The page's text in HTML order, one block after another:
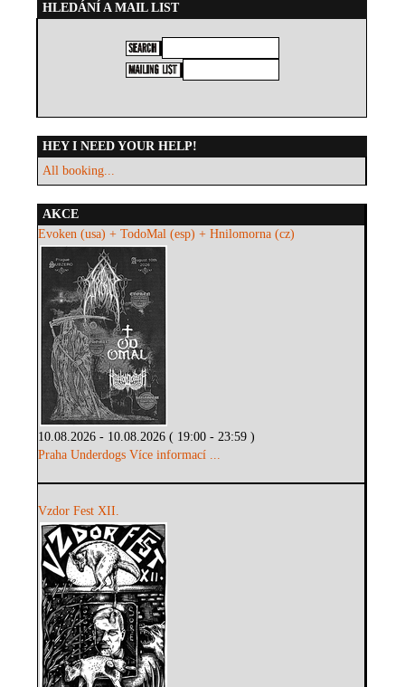
HLEDÁNÍ A MAIL LIST
HEY I NEED YOUR HELP!
All booking...
AKCE
Evoken (usa) + TodoMal (esp) + Hnilomorna (cz)
10.08.2026 - 10.08.2026 ( 19:00 - 23:59 )
Praha Underdogs Více informací ...
Vzdor Fest XII.